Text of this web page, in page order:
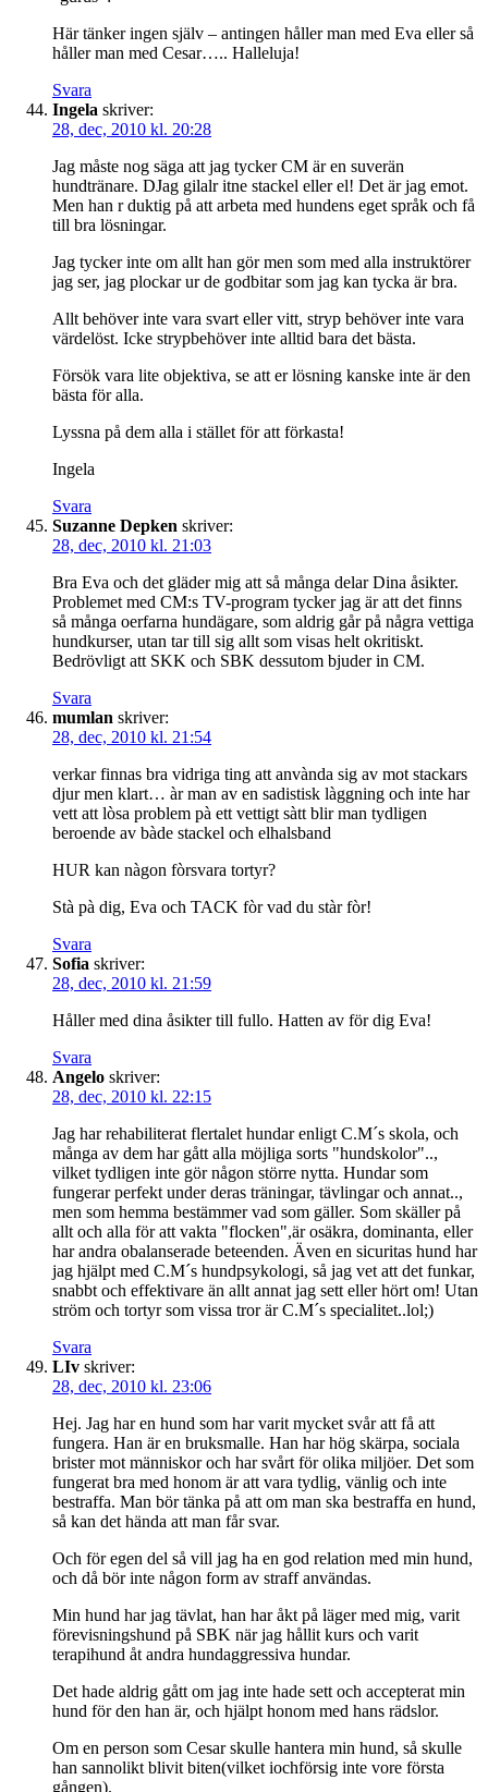
Här tänker ingen själv – antingen håller man med Eva eller så
håller man med Cesar….. Halleluja!
Svara
Ingela skriver:
28, dec, 2010 kl. 20:28
Jag måste nog säga att jag tycker CM är en suverän
hundtränare. DJag gilalr itne stackel eller el! Det är jag emot.
Men han r duktig på att arbeta med hundens eget språk och få
till bra lösningar.
Jag tycker inte om allt han gör men som med alla instruktörer
jag ser, jag plockar ur de godbitar som jag kan tycka är bra.
Allt behöver inte vara svart eller vitt, stryp behöver inte vara
värdelöst. Icke strypbehöver inte alltid bara det bästa.
Försök vara lite objektiva, se att er lösning kanske inte är den
bästa för alla.
Lyssna på dem alla i stället för att förkasta!
Ingela
Svara
Suzanne Depken skriver:
28, dec, 2010 kl. 21:03
Bra Eva och det gläder mig att så många delar Dina åsikter.
Problemet med CM:s TV-program tycker jag är att det finns
så många oerfarna hundägare, som aldrig går på några vettiga
hundkurser, utan tar till sig allt som visas helt okritiskt.
Bedrövligt att SKK och SBK dessutom bjuder in CM.
Svara
mumlan skriver:
28, dec, 2010 kl. 21:54
verkar finnas bra vidriga ting att anvànda sig av mot stackars
djur men klart… àr man av en sadistisk làggning och inte har
vett att lòsa problem pà ett vettigt sàtt blir man tydligen
beroende av bàde stackel och elhalsband
HUR kan nàgon fòrsvara tortyr?
Stà pà dig, Eva och TACK fòr vad du stàr fòr!
Svara
Sofia skriver:
28, dec, 2010 kl. 21:59
Håller med dina åsikter till fullo. Hatten av för dig Eva!
Svara
Angelo skriver:
28, dec, 2010 kl. 22:15
Jag har rehabiliterat flertalet hundar enligt C.M´s skola, och
många av dem har gått alla möjliga sorts "hundskolor"..,
vilket tydligen inte gör någon större nytta. Hundar som
fungerar perfekt under deras träningar, tävlingar och annat..,
men som hemma bestämmer vad som gäller. Som skäller på
allt och alla för att vakta "flocken",är osäkra, dominanta, eller
har andra obalanserade beteenden. Även en sicuritas hund har
jag hjälpt med C.M´s hundpsykologi, så jag vet att det funkar,
snabbt och effektivare än allt annat jag sett eller hört om! Utan
ström och tortyr som vissa tror är C.M´s specialitet..lol;)
Svara
LIv skriver:
28, dec, 2010 kl. 23:06
Hej. Jag har en hund som har varit mycket svår att få att
fungera. Han är en bruksmalle. Han har hög skärpa, sociala
brister mot människor och har svårt för olika miljöer. Det som
fungerat bra med honom är att vara tydlig, vänlig och inte
bestraffa. Man bör tänka på att om man ska bestraffa en hund,
så kan det hända att man får svar.
Och för egen del så vill jag ha en god relation med min hund,
och då bör inte någon form av straff användas.
Min hund har jag tävlat, han har åkt på läger med mig, varit
förevisningshund på SBK när jag hållit kurs och varit
terapihund åt andra hundaggressiva hundar.
Det hade aldrig gått om jag inte hade sett och accepterat min
hund för den han är, och hjälpt honom med hans rädslor.
Om en person som Cesar skulle hantera min hund, så skulle
han sannolikt blivit biten(vilket iochförsig inte vore första
gången).